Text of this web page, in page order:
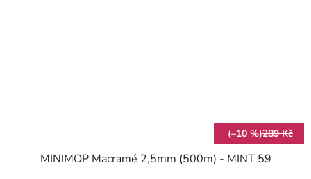
(–10 %)289 Kč
MINIMOP Macramé 2,5mm (500m) - MINT 59